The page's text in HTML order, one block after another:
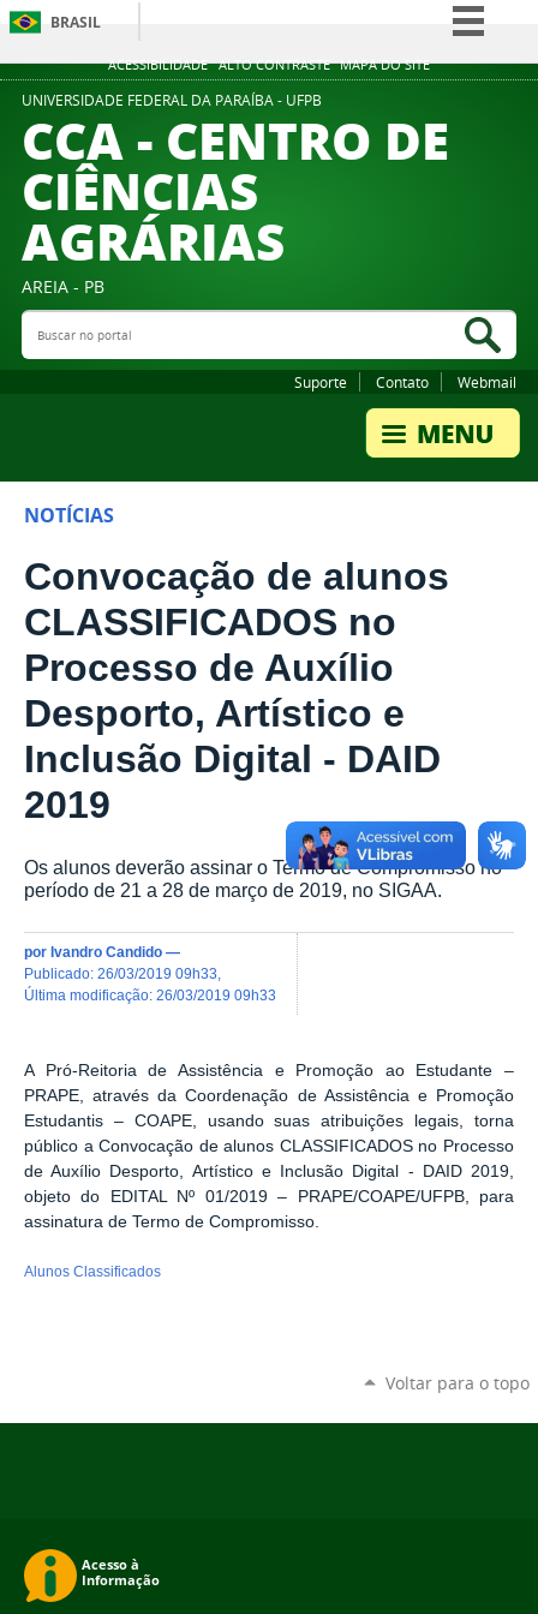
ACESSIBILIDADE ALTO CONTRASTE MAPA DO SITE
BRASIL
Simplifique!
Participe
UNIVERSIDADE FEDERAL DA PARAÍBA - UFPB
CCA - CENTRO DE
CIÊNCIAS
AGRÁRIAS
AREIA - PB
Buscar no portal
Suporte Contato Webmail
NOTÍCIAS
Convocação de alunos
CLASSIFICADOS no
Processo de Auxílio
Desporto, Artístico e
Inclusão Digital - DAID
2019
Os alunos deverão assinar o Termo de Compromisso no
período de 21 a 28 de março de 2019, no SIGAA.
por Ivandro Candido —
publicado: 26/03/2019 09h33
última modificação: 26/03/2019 09h33
A Pró-Reitoria de Assistência e Promoção ao Estudante –
PRAPE, através da Coordenação de Assistência e Promoção
Estudantis – COAPE, usando suas atribuições legais, torna
público a Convocação de alunos CLASSIFICADOS no Processo
de Auxílio Desporto, Artístico e Inclusão Digital - DAID 2019,
objeto do EDITAL Nº 01/2019 – PRAPE/COAPE/UFPB, para
assinatura de Termo de Compromisso.
Alunos Classificados
Voltar para o topo